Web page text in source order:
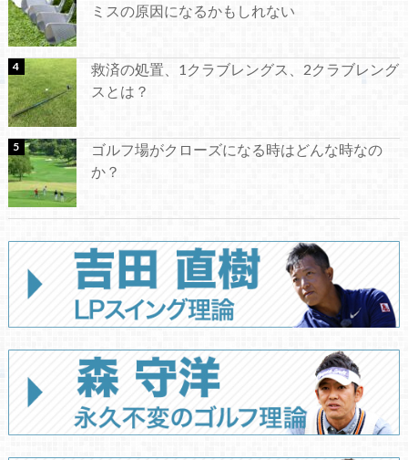
ミスの原因になるかもしれない
救済の処置、1クラブレングス、2クラブレング
スとは？
ゴルフ場がクローズになる時はどんな時なの
か？